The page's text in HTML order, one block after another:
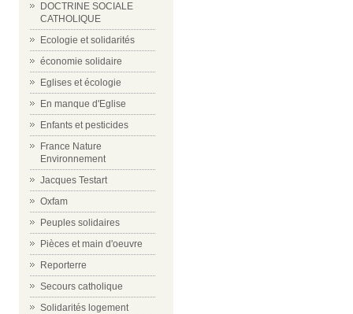
DOCTRINE SOCIALE
CATHOLIQUE
Ecologie et solidarités
économie solidaire
Eglises et écologie
En manque d'Eglise
Enfants et pesticides
France Nature
Environnement
Jacques Testart
Oxfam
Peuples solidaires
Pièces et main d'oeuvre
Reporterre
Secours catholique
Solidarités logement